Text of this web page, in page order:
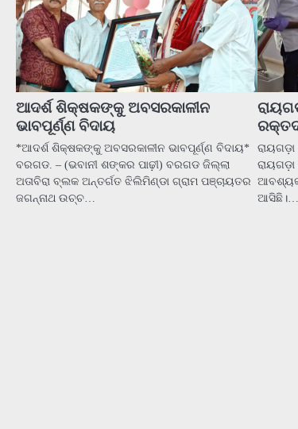
ଆଦର୍ଶ ଶିକ୍ଷକଙ୍କୁ ଅବସରକାଳୀନ
ଭାବପୂର୍ଣ୍ଣ ବିଦାୟ
*ଆଦର୍ଶ ଶିକ୍ଷକଙ୍କୁ ଅବସରକାଳୀନ ଭାବପୂର୍ଣ୍ଣ ବିଦାୟ*
ବରଗଡ. – (ଭବାନୀ ଶଙ୍କର ପାଢ଼ୀ) ବରଗଡ ଜିଲ୍ଲା
ଅତାବିରା ବ୍ଲକ ଅନ୍ତର୍ଗତ ଝିଲିମିଣ୍ଡା ଗ୍ରାମ ପଞ୍ଚାୟତର
ଜଗନ୍ନାଥ ଉଚ୍ଚ…
ଆସିଛି।…